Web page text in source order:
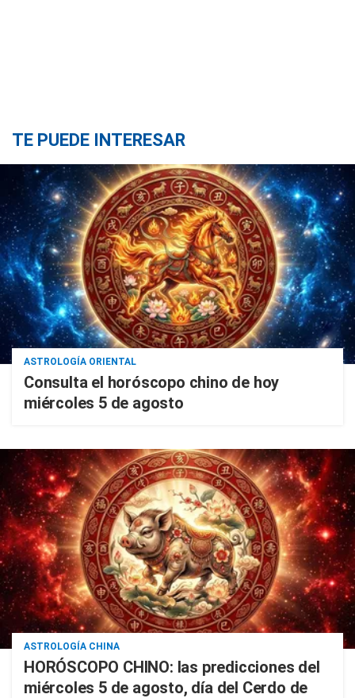
TE PUEDE INTERESAR
ASTROLOGÍA ORIENTAL
Consulta el horóscopo chino de hoy
miércoles 5 de agosto
ASTROLOGÍA CHINA
HORÓSCOPO CHINO: las predicciones del
miércoles 5 de agosto, día del Cerdo de